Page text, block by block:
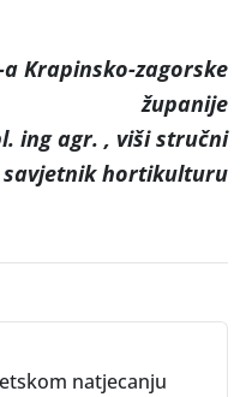
Krapinsko-zagorske
županije
ing agr. , viši stručni
savjetnik hortikulturu
natjecanju